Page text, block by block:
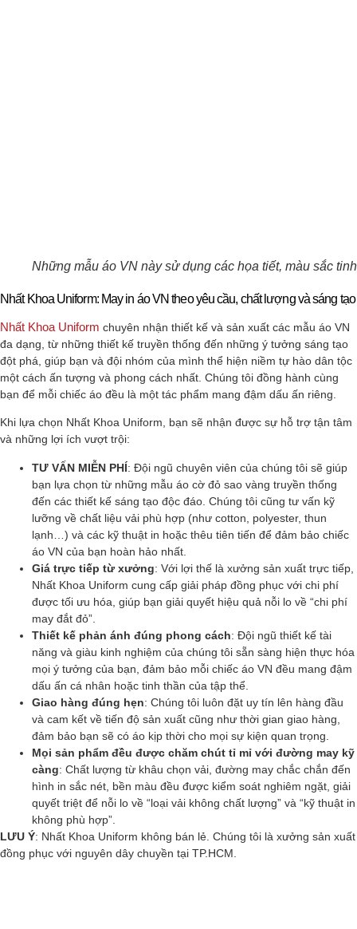
Những mẫu áo VN này sử dụng các họa tiết, màu sắc
Nhất Khoa Uniform: May in áo VN theo yêu cầu, chất lượng và sáng tạo
Nhất Khoa Uniform chuyên nhận thiết kế và sản xuất các mẫu áo VN
đa dạng, từ những thiết kế truyền thống đến những ý tưởng sáng tạo
đột phá, giúp bạn và đội nhóm của mình thể hiện niềm tự hào dân tộc
một cách ấn tượng và phong cách nhất. Chúng tôi đồng hành cùng
bạn để mỗi chiếc áo đều là một tác phẩm mang đậm dấu ấn riêng.
Khi lựa chọn Nhất Khoa Uniform, bạn sẽ nhận được sự hỗ trợ tận tâm
và những lợi ích vượt trội:
TƯ VẤN MIỄN PHÍ: Đội ngũ chuyên viên của chúng tôi sẽ giúp
bạn lựa chọn từ những mẫu áo cờ đỏ sao vàng truyền thống
đến các thiết kế sáng tạo độc đáo. Chúng tôi cũng tư vấn kỹ
lưỡng về chất liệu vải phù hợp (như cotton, polyester, thun
lạnh…) và các kỹ thuật in hoặc thêu tiên tiến để đảm bảo chiếc
áo VN của bạn hoàn hảo nhất.
Giá trực tiếp từ xưởng: Với lợi thế là xưởng sản xuất trực tiếp,
Nhất Khoa Uniform cung cấp giải pháp đồng phục với chi phí
được tối ưu hóa, giúp bạn giải quyết hiệu quả nỗi lo về “chi phí
may đắt đỏ”.
Thiết kế phản ánh đúng phong cách: Đội ngũ thiết kế tài
năng và giàu kinh nghiệm của chúng tôi sẵn sàng hiện thực hóa
mọi ý tưởng của bạn, đảm bảo mỗi chiếc áo VN đều mang đậm
dấu ấn cá nhân hoặc tinh thần của tập thể.
Giao hàng đúng hẹn: Chúng tôi luôn đặt uy tín lên hàng đầu
và cam kết về tiến độ sản xuất cũng như thời gian giao hàng,
đảm bảo bạn sẽ có áo kịp thời cho mọi sự kiện quan trọng.
Mọi sản phẩm đều được chăm chút tỉ mỉ với đường may kỹ
càng: Chất lượng từ khâu chọn vải, đường may chắc chắn đến
hình in sắc nét, bền màu đều được kiểm soát nghiêm ngặt, giải
quyết triệt để nỗi lo về “loại vải không chất lượng” và “kỹ thuật in
không phù hợp”.
LƯU Ý: Nhất Khoa Uniform không bán lẻ. Chúng tôi là xưởng sản xuất
đồng phục với nguyên dây chuyền tại TP.HCM.